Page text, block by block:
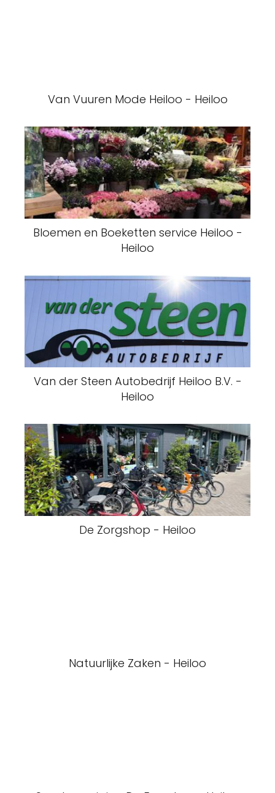
Van Vuuren Mode Heiloo - Heiloo
Bloemen en Boeketten service Heiloo -
Heiloo
Van der Steen Autobedrijf Heiloo B.V. -
Heiloo
De Zorgshop - Heiloo
Natuurlijke Zaken - Heiloo